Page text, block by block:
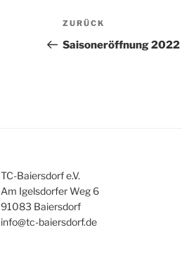
Vorheriger
Beitrag
ZURÜCK
Saisoneröffnung 2022
TC-Baiersdorf e.V.
Am Igelsdorfer Weg 6
91083 Baiersdorf
info@tc-baiersdorf.de